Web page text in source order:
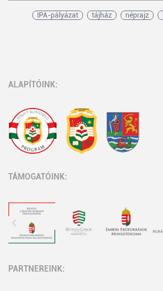
IPA-pályázat tájház néprajz
ALAPÍTÓINK:
TÁMOGATÓINK:
PARTNEREINK: